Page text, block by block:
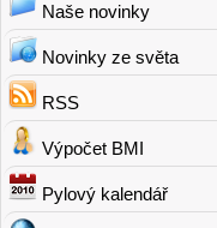
Naše novinky
Novinky ze světa
RSS
Výpočet BMI
Pylový kalendář